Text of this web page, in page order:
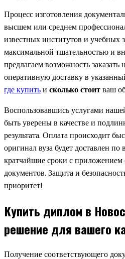
Процесс изготовления
высшем или среднем
известных институтов и учебных
максимальной тщательностью и
предлагаем возможность заказать
оперативную доставку в
где купитьи сколько стоитваш
Воспользовавшись услугами
быть уверены в качестве и
результата. Оплата происходит
оригинал вуза будет доставлен по
кратчайшие сроки с
документов. Защита и
приоритет!
Купить диплом в
решение для вашего
Получение соответствующего